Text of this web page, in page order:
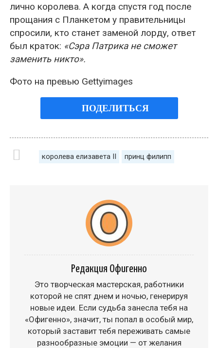
лично королева. А когда спустя год после
прощания с Планкетом у правительницы
спросили, кто станет заменой лорду, ответ
был краток: «Сэра Патрика не сможет
заменить никто».
Фото на превью Gettyimages
ПОДЕЛИТЬСЯ
королева елизавета ІІ принц филипп
Редакция Офигенно
Это творческая мастерская, работники
которой не спят днем и ночью, генерируя
новые идеи. Если судьба занесла тебя на
«Офигенно», значит, ты попал в особый мир,
который заставит тебя переживать самые
разнообразные эмоции — от желания